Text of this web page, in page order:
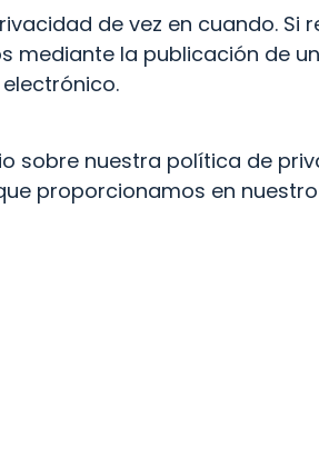
de vez en cuando.
mediante la publicación de
sobre nuestra política de
proporcionamos en